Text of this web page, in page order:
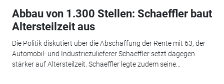
Abbau von 1.300 Stellen: Schaeffler baut
Altersteilzeit aus
Die Politik diskutiert über die Abschaffung der Rente mit 63, der
Automobil- und Industriezulieferer Schaeffler setzt dagegen
stärker auf Altersteilzeit. Schaeffler legte zudem seine...